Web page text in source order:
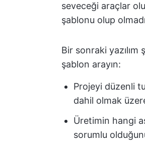
seveceği araçlar
şablonu olup
Bir sonraki
şablon arayın:
Projeyi düzenli
dahil olmak
Üretimin hangi
sorumlu